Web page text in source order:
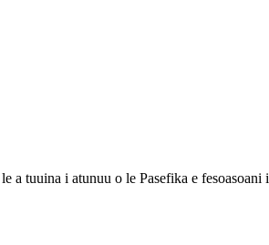
a tuuina i atunuu o le Pasefika e fesoasoani i